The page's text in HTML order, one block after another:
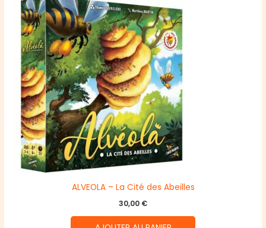
ALVEOLA – La Cité des Abeilles
30,00 €